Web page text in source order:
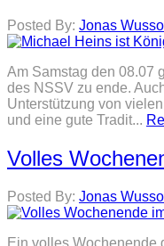
Posted By: Jonas
Am Samstag den 08.07
des NSSV zu ende.
Unterstützung von
und eine gute Tradit...
Volles
Posted By: Jonas
Ein volles Wochenende